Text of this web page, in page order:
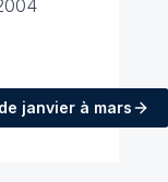
de janvier à mars